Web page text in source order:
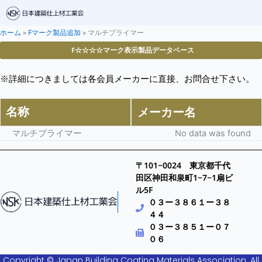
ホーム » Fマーク製品追加 » マルチプライマー
F☆☆☆☆マーク表示製品データベース
※詳細につきましては各会員メーカーに直接、お問合せ下さい。
名称 メーカー名
マルチプライマー No data was found
〒101−0024 東京都千代
田区神田和泉町1−7−1扇ビ
ル5F
０３ー３８６１ー３８
４４
０３ー３８５１ー０７
０６